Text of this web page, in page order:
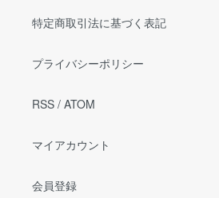
特定商取引法に基づく表記
プライバシーポリシー
RSS / ATOM
マイアカウント
会員登録